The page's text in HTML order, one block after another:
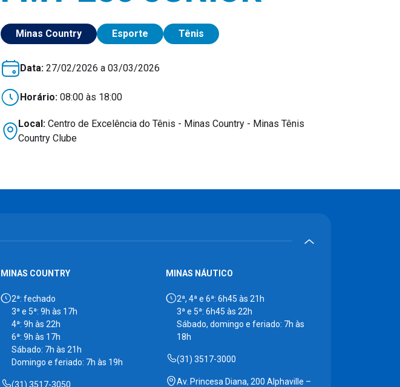
Minas Country Esporte Tênis
Data: 27/02/2026 a 03/03/2026
Horário: 08:00 às 18:00
Local:Centro de Excelência do Tênis - Minas Country - Minas Tênis
Country Clube
MINAS COUNTRY
2ª: fechado
3ª e 5ª: 9h às 17h
4ª: 9h às 22h
6ª: 9h às 17h
Sábado: 7h às 21h
Domingo e feriado: 7h às 19h
(31) 3517-3050
MINAS NÁUTICO
2ª, 4ª e 6ª: 6h45 às 21h
3ª e 5ª: 6h45 às 22h
Sábado, domingo e feriado: 7h às
18h
(31) 3517-3000
Av. Princesa Diana, 200 Alphaville –